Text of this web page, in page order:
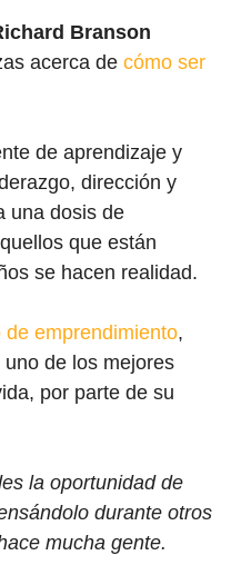
Branson
acerca de cómo ser
de aprendizaje y
dirección y
una dosis de
que están
se hacen realidad.
de emprendimiento,
de los mejores
por parte de su
la oportunidad de
durante otros
mucha gente.